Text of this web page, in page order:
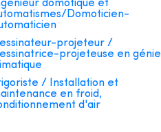
domotique et
Domoticien-
projeteur /
projeteuse en génie
/ Installation et
en froid,
d'air